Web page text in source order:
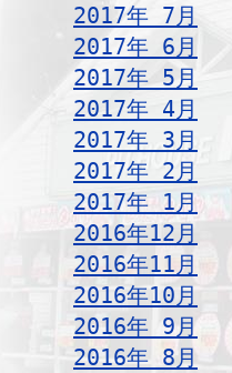
2017年 7月
2017年 6月
2017年 5月
2017年 4月
2017年 3月
2017年 2月
2017年 1月
2016年12月
2016年11月
2016年10月
2016年 9月
2016年 8月